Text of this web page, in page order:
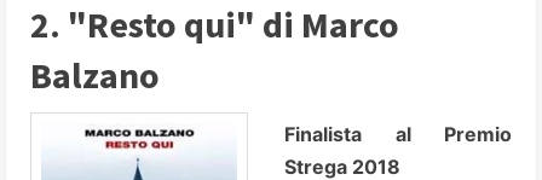
2. "Resto qui" di Marco
Balzano
Finalista al Premio
Strega 2018